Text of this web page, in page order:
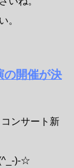
。
の開催が決
ンサート新
)-☆